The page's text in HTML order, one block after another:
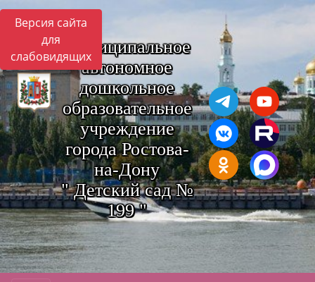
Версия сайта
для
слабовидящихМуниципальное
автономное
дошкольное
образовательное
учреждение
города Ростова-
на-Дону
" Детский сад №
199 "